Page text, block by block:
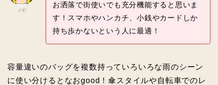
ノビ
お洒落で街使いでも充分機能すると思いま
す！スマホやハンカチ、小銭やカードしか
持ち歩かないという人に最適！
容量違いのバッグを複数持っていろいろな雨のシーン
に使い分けるとなおgood！傘スタイルや自転車でのレ